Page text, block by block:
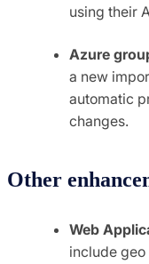
using their
Azure
a new
automatic
changes.
Other
Web
include